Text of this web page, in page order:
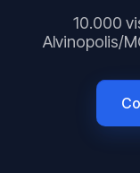
10.000
Alvinopolis/